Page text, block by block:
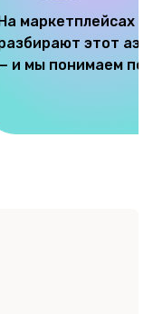
На маркетплейсах
этот
и мы понимаем